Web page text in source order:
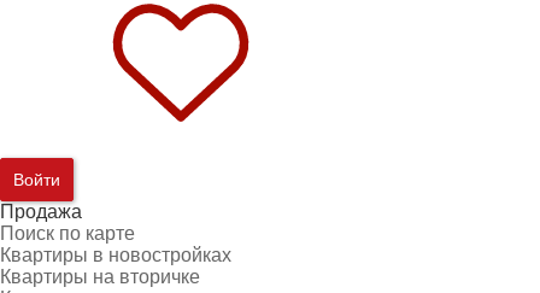
Войти
Продажа
Поиск по карте
Квартиры в новостройках
Квартиры на вторичке